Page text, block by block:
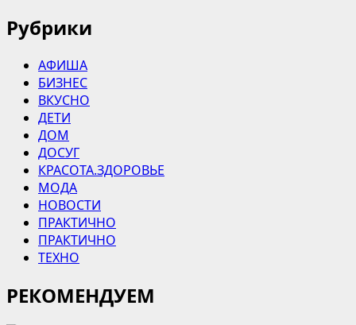
Рубрики
АФИША
БИЗНЕС
ВКУСНО
ДЕТИ
ДОМ
ДОСУГ
КРАСОТА.ЗДОРОВЬЕ
МОДА
НОВОСТИ
ПРАКТИЧНО
ПРАКТИЧНО
ТЕХНО
РЕКОМЕНДУЕМ